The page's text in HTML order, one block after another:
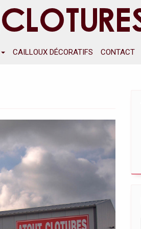
CAILLOUX DÉCORATIFS CONTACT